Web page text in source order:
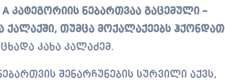
A კატეგორიის ნებართვაა გაცემული –
ქალაქში, თუმცა მოქალაქეებს ჰქონდათ
კახა კალაძემ.
შენარჩუნების სურვილი აქვს,